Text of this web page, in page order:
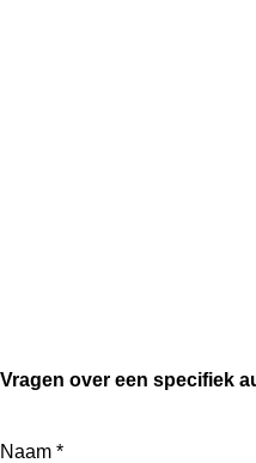
Vragen over een specifiek
Naam *